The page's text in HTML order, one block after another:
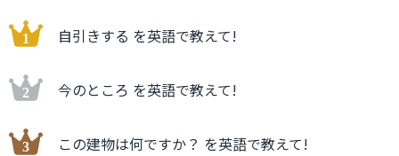
自引きする を英語で教えて!
今のところ を英語で教えて!
この建物は何ですか？ を英語で教えて!